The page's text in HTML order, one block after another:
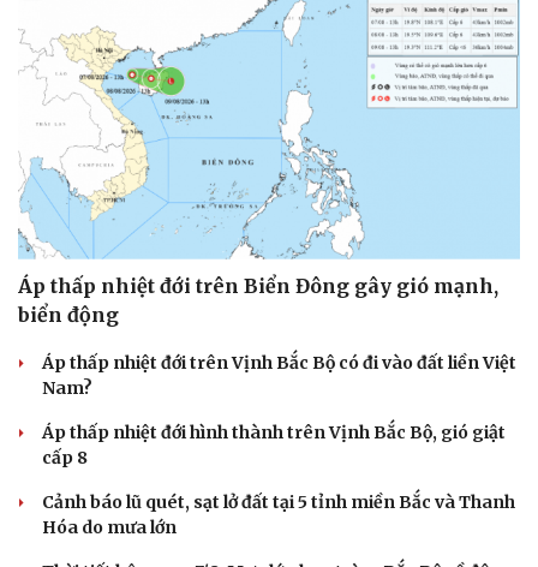
Áp thấp nhiệt đới trên Biển Đông gây gió mạnh,
biển động
Áp thấp nhiệt đới trên Vịnh Bắc Bộ có đi vào đất liền Việt
Nam?
Áp thấp nhiệt đới hình thành trên Vịnh Bắc Bộ, gió giật
cấp 8
Cảnh báo lũ quét, sạt lở đất tại 5 tỉnh miền Bắc và Thanh
Hóa do mưa lớn